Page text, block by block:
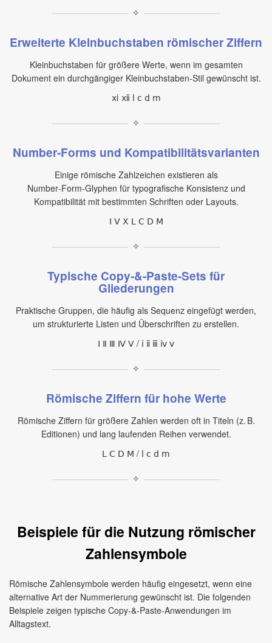
✧
Erweiterte Kleinbuchstaben römischer Ziffern
Kleinbuchstaben für größere Werte, wenn im gesamten
Dokument ein durchgängiger Kleinbuchstaben‑Stil gewünscht ist.
ⅺ ⅻ ⅼ ⅽ ⅾ ⅿ
✧
Number‑Forms und Kompatibilitätsvarianten
Einige römische Zahlzeichen existieren als
Number‑Form‑Glyphen für typografische Konsistenz und
Kompatibilität mit bestimmten Schriften oder Layouts.
Ⅰ Ⅴ Ⅹ Ⅼ Ⅽ Ⅾ Ⅿ
✧
Typische Copy‑&‑Paste‑Sets für
Gliederungen
Praktische Gruppen, die häufig als Sequenz eingefügt werden,
um strukturierte Listen und Überschriften zu erstellen.
Ⅰ Ⅱ Ⅲ Ⅳ Ⅴ / ⅰ ⅱ ⅲ ⅳ ⅴ
✧
Römische Ziffern für hohe Werte
Römische Ziffern für größere Zahlen werden oft in Titeln (z. B.
Editionen) und lang laufenden Reihen verwendet.
Ⅼ Ⅽ Ⅾ Ⅿ / ⅼ ⅽ ⅾ ⅿ
✧
Beispiele für die Nutzung römischer
Zahlensymbole
Römische Zahlensymbole werden häufig eingesetzt, wenn eine
alternative Art der Nummerierung gewünscht ist. Die folgenden
Beispiele zeigen typische Copy‑&‑Paste‑Anwendungen im
Alltagstext.